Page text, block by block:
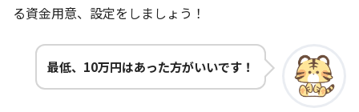
る資金用意、設定をしましょう！
最低、10万円はあった方がいいです！